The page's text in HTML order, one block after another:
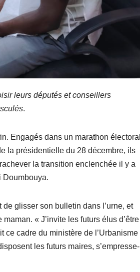
leurs députés et conseillers
.
Engagés dans un marathon électoral
la présidentielle du 28 décembre, ils
la transition enclenchée il y a
Doumbouya.
de glisser son bulletin dans l’urne, et
« J’invite les futurs élus d’être
ce cadre du ministère de l’Urbanisme
les futurs maires, s’empresse-